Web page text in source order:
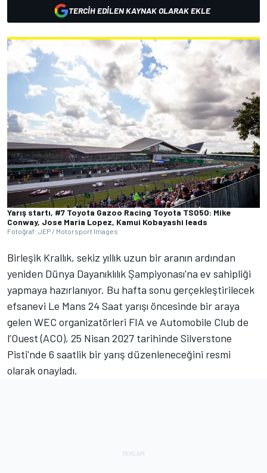
TERCIH EDILEN KAYNAK OLARAK EKLE
Yarış startı, #7 Toyota Gazoo Racing Toyota TS050: Mike
Conway, Jose Maria Lopez, Kamui Kobayashi leads
Fotoğraf: JEP / Motorsport Images
Birleşik Krallık, sekiz yıllık uzun bir aranın ardından
yeniden Dünya Dayanıklılık Şampiyonası'na ev sahipliği
yapmaya hazırlanıyor. Bu hafta sonu gerçekleştirilecek
efsanevi Le Mans 24 Saat yarışı öncesinde bir araya
gelen WEC organizatörleri FIA ve Automobile Club de
l’Ouest (ACO), 25 Nisan 2027 tarihinde Silverstone
Pisti'nde 6 saatlik bir yarış düzenleneceğini resmi
olarak onayladı.